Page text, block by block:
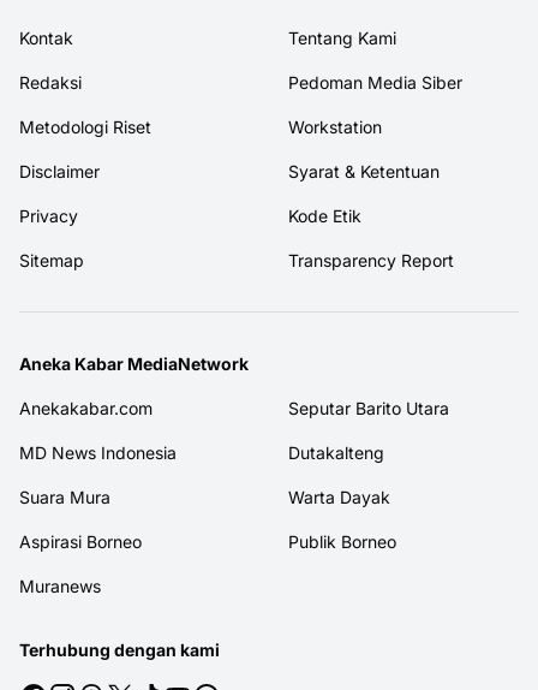
Kontak Tentang Kami
Redaksi Pedoman Media Siber
Metodologi Riset Workstation
Disclaimer Syarat & Ketentuan
Privacy Kode Etik
Sitemap Transparency Report
Aneka Kabar MediaNetwork
Anekakabar.com Seputar Barito Utara
MD News Indonesia Dutakalteng
Suara Mura Warta Dayak
Aspirasi Borneo Publik Borneo
Muranews
Terhubung dengan kami